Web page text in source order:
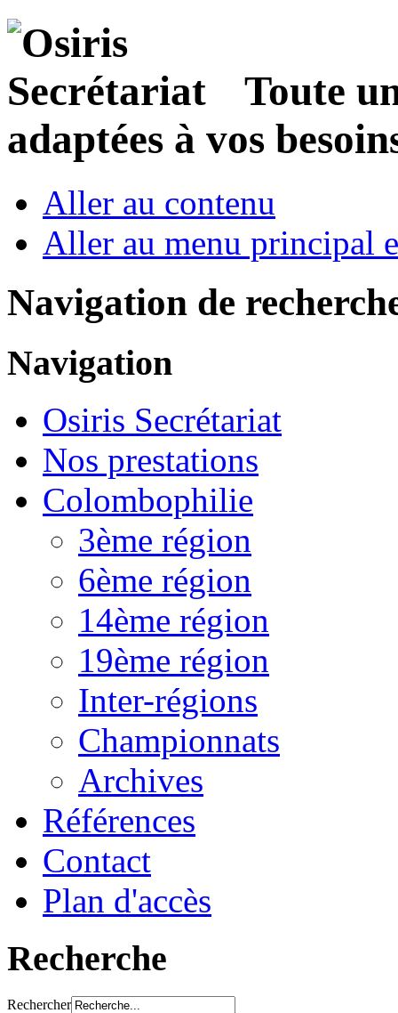
Toute
adaptées à vos
Aller au contenu
Aller au menu principal
Navigation de
Navigation
Osiris Secrétariat
Nos prestations
Colombophilie
3ème région
6ème région
14ème région
19ème région
Inter-régions
Championnats
Archives
Références
Contact
Plan d'accès
Recherche
Rechercher